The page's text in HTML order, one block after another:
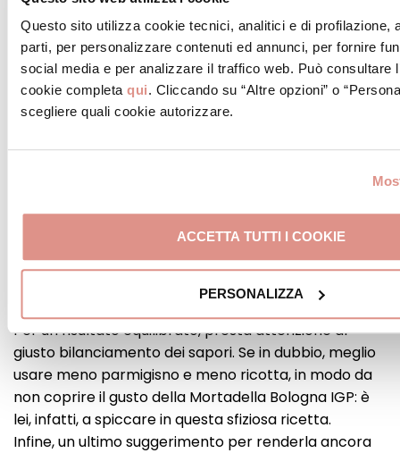
Questo sito utilizza cookie tecnici, analitici e di profilazione,
parti, per personalizzare contenuti ed annunci, per fornire
social media e per analizzare il traffico web. Può consultare
cookie completa qui. Cliccando su “Altre opzioni” o
scegliere quali cookie autorizzare.
ACCETTA TUTTI I COOKIE
PERSONALIZZA
tradizione dell’Emilia-Romagna. Presso la Camera di
Commercio di Bologna, infatti, è conservata la
preziosa ricetta originale, che sembra avere origini
molto antiche.
Ma come scegliere i prodotti migliori per realizzare
certificazioni di Indicazione Geografica vengono in
trasparenza. Tutte doti che la Mortadella Bologna
IGP può vantare grazie alla sua storia secolare, al
profondo legame con il territorio e alle conoscenze
tramandate di famiglia in famiglia da generazioni.
Per un risultato equilibrato, presta attenzione al
giusto bilanciamento dei sapori. Se in dubbio, meglio
usare meno parmigisno e meno ricotta, in modo da
non coprire il gusto della Mortadella Bologna IGP: è
lei, infatti, a spiccare in questa sfiziosa ricetta.
Infine, un ultimo suggerimento per renderla ancora